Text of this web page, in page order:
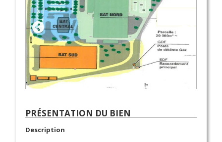
PRÉSENTATION DU BIEN
Description